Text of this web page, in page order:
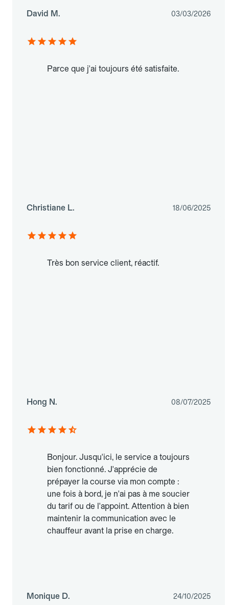
David M. 03/03/2026
Parce que j'ai toujours été satisfaite.
Christiane L. 18/06/2025
Très bon service client, réactif.
Hong N. 08/07/2025
Bonjour. Jusqu'ici, le service a toujours
bien fonctionné. J'apprécie de
prépayer la course via mon compte :
une fois à bord, je n'ai pas à me soucier
du tarif ou de l'appoint. Attention à bien
maintenir la communication avec le
chauffeur avant la prise en charge.
Monique D. 24/10/2025